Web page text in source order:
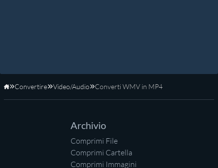
Home
Convertire Video/Audio Converti WMV in MP4
Archivio
Comprimi File
Comprimi Cartella
Comprimi Immagini